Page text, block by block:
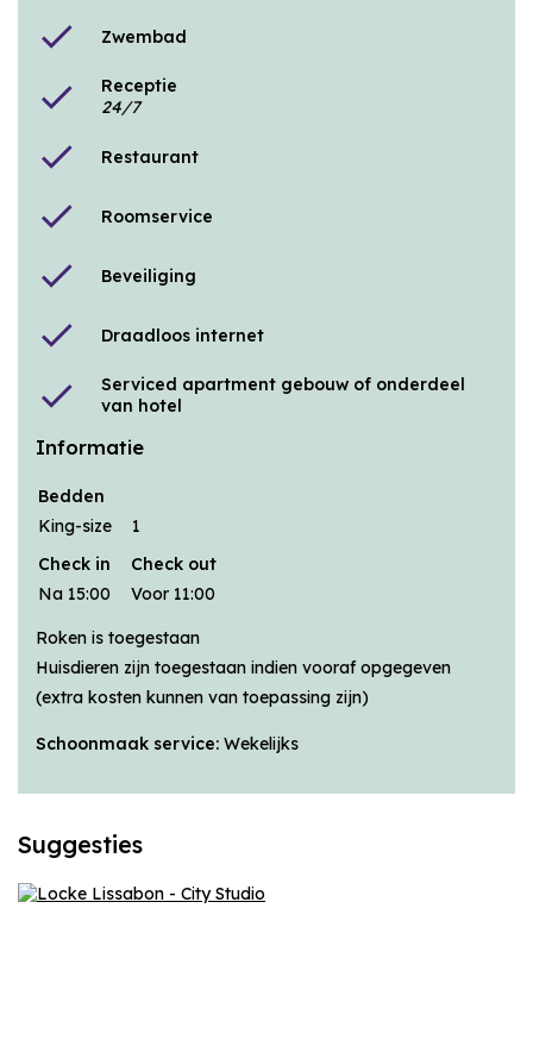
check Zwembad
check
Receptie
24/7
check Restaurant
check Roomservice
check Beveiliging
check Draadloos internet
check
Serviced apartment gebouw of onderdeel
van hotel
Informatie
Bedden
King-size
1
Check in
Check out
Na 15:00
Voor 11:00
Roken is toegestaan
Huisdieren zijn toegestaan indien vooraf opgegeven
(extra kosten kunnen van toepassing zijn)
Schoonmaak service: Wekelijks
Suggesties